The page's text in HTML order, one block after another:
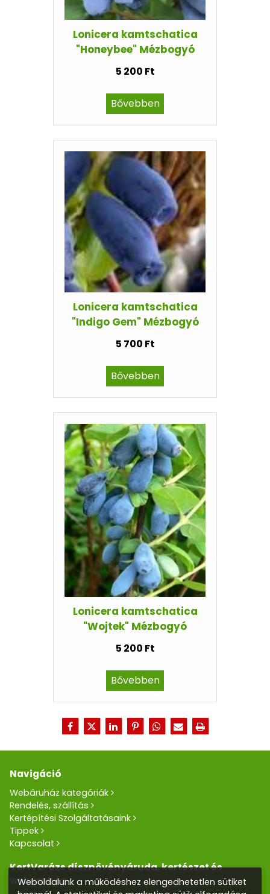
Lonicera kamtschatica
"Honeybee" Mézbogyó
5 200 Ft
Bővebben
Lonicera kamtschatica
"Indigo Gem" Mézbogyó
5 700 Ft
Bővebben
Lonicera kamtschatica
"Wojtek" Mézbogyó
5 200 Ft
Bővebben
Navigáció
Webáruház kategóriák
Rendelés, szállítás
Kertépítési Szolgáltatásaink
Tippek
Kapcsolat
KertVarázs dísznövényáruda, kertészet és
webáruház
Weboldalunk a működéshez elengedhetetlen sütiket